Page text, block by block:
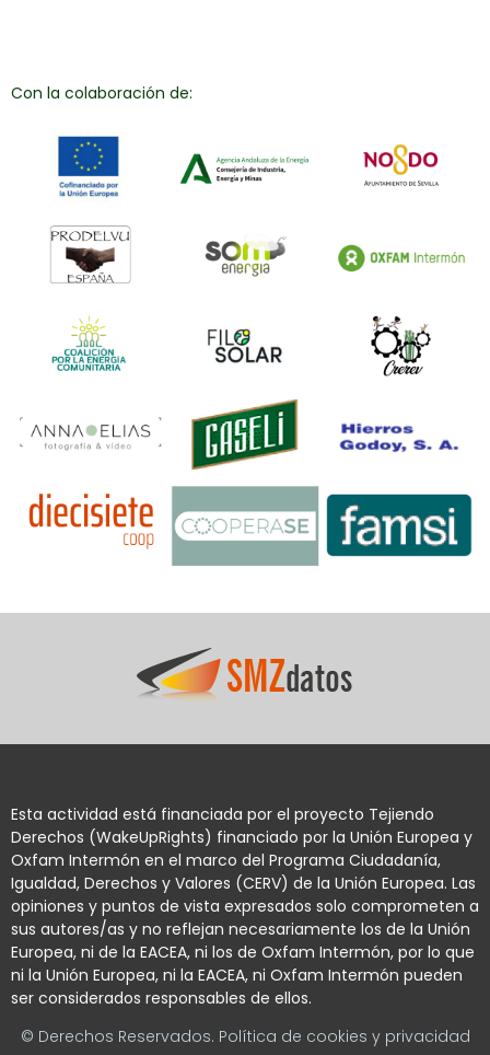
Con la colaboración de:
Esta actividad está financiada por el proyecto Tejiendo
Derechos (WakeUpRights) financiado por la Unión Europea y
Oxfam Intermón en el marco del Programa Ciudadanía,
Igualdad, Derechos y Valores (CERV) de la Unión Europea. Las
opiniones y puntos de vista expresados solo comprometen a
sus autores/as y no reflejan necesariamente los de la Unión
Europea, ni de la EACEA, ni los de Oxfam Intermón, por lo que
ni la Unión Europea, ni la EACEA, ni Oxfam Intermón pueden
ser considerados responsables de ellos.
© Derechos Reservados. Política de cookies y privacidad